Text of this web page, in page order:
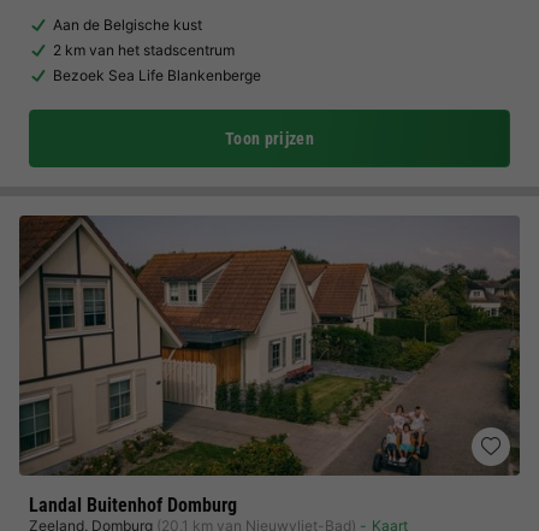
Aan de Belgische kust
2 km van het stadscentrum
Bezoek Sea Life Blankenberge
Toon prijzen
Landal Buitenhof Domburg
Zeeland, Domburg (20,1 km van Nieuwvliet-Bad) Kaart